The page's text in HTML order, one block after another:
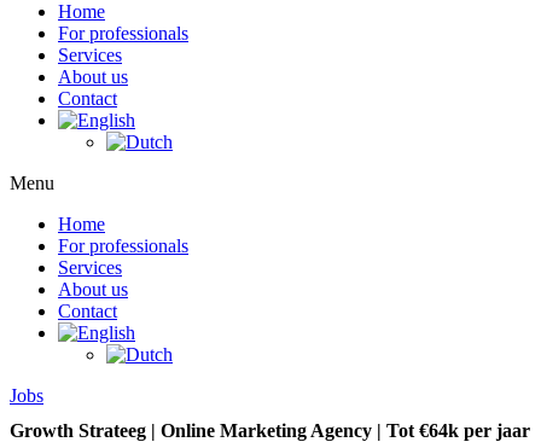
Home
For professionals
Services
About us
Contact
Menu
Home
For professionals
Services
About us
Contact
Jobs
Growth Strateeg | Online Marketing Agency | Tot €64k per jaar